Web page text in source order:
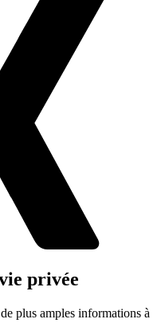
privée
plus amples informations à